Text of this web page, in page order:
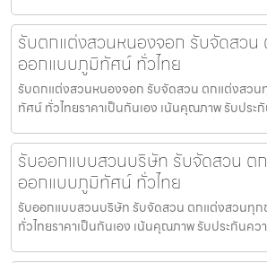
รับตกแต่งสวนหนองจอก รับจัดสวน
ออกแบบภูมิทัศน์ ทั่วไทย
รับตกแต่งสวนหนองจอก รับจัดสวน ตกแต่งสว
ทัศน์ ทั่วไทยราคาเป็นกันเอง เน้นคุณภาพ รับประ
รับออกแบบสวนบริษัท รับจัดสวน ต
ออกแบบภูมิทัศน์ ทั่วไทย
รับออกแบบสวนบริษัท รับจัดสวน ตกแต่งสวนทุ
ทั่วไทยราคาเป็นกันเอง เน้นคุณภาพ รับประกันคว